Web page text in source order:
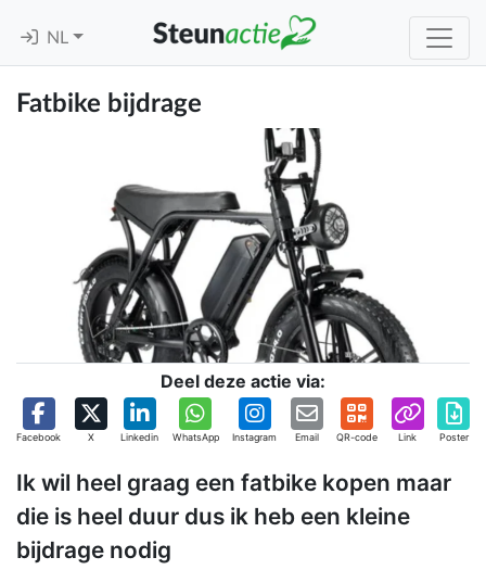
NL
Fatbike bijdrage
Deel deze actie via:
Facebook X Linkedin WhatsApp Instagram Email QR-code Link Poster
Ik wil heel graag een fatbike kopen maar
die is heel duur dus ik heb een kleine
bijdrage nodig